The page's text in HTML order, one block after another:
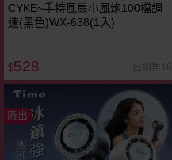
CYKE~手持風扇小風炮100檔調
速(黑色)WX-638(1入)
$528 已銷售16
廠出